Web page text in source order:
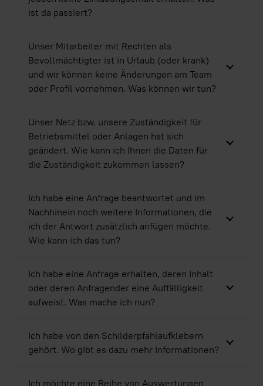
ist da passiert?
Unser Mitarbeiter mit Rechten als
Bevollmächtigter ist in Urlaub (oder krank)
und wir können keine Änderungen am Team
oder Profil vornehmen. Was können wir tun?
Unser Netz bzw. unsere Zuständigkeit für
Betriebsmittel oder Anlagen hat sich
geändert. Wie kann ich Ihnen die Daten für
die Zuständigkeit zukommen lassen?
Ich habe eine Anfrage beantwortet und im
Nachhinein noch weitere Informationen, die
ich der Antwort zusätzlich anfügen möchte.
Wie kann ich das tun?
Ich habe eine Anfrage erhalten, deren Inhalt
oder deren Anfragender eine Auffälligkeit
aufweist. Was mache ich nun?
Ich habe von den Schilderpfahlaufklebern
gehört. Wo gibt es dazu mehr Informationen?
Ich möchte eine Reihe von Auswertungen